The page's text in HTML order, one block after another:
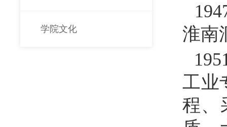
学院文化
淮南
工业
程、